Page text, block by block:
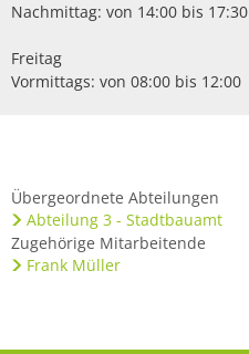
Nachmittag: von 14:00 bis 17:30
Freitag
Vormittags: von 08:00 bis 12:00
Übergeordnete Abteilungen
Abteilung 3 - Stadtbauamt
Zugehörige Mitarbeitende
Frank Müller